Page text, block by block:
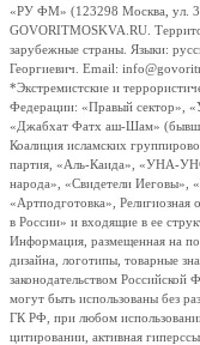
«РУ ФМ» (123298 Москва, ул.
GOVORITMOSKVA.RU.
зарубежные страны. Языки:
Георгиевич. Email:
*Экстремистские и
Федерации: «Правый сектор»,
«Джабхат Фатх аш-Шам»
Коалиция исламских
партия, «Аль-Каида», «УНА-
народа», «Свидетели Иеговы»,
«Артподготовка», Религиозная
в России» и входящие в ее
Информация, размещенная на
дизайна, логотипы, товарные
законодательством
могут быть использованы без
ГК РФ, при любом
цитировании, активная